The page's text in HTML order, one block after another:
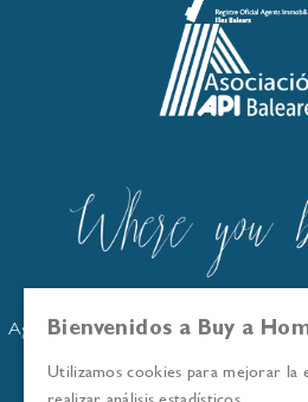
Agentes Inmobiliarios de las Islas
© Buy a Home Mallorca
Bienvenidos a Buy a
Utilizamos cookies para mejorar la
realizar análisis estadísticos.